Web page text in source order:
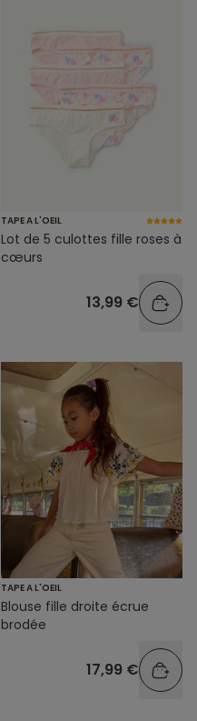
TAPE A L'OEIL
Lot de 5 culottes fille roses à
cœurs
13,99 €
TAPE A L'OEIL
Blouse fille droite écrue
brodée
17,99 €